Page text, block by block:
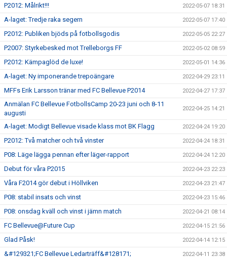
P2012: Målrikt!!! 2022-05-07 18:31
A-laget: Tredje raka segern 2022-05-07 17:40
P2012: Publiken bjöds på fotbollsgodis 2022-05-05 22:27
P2007: Styrkebesked mot Trelleborgs FF 2022-05-02 08:59
P2012: Kämpaglöd de luxe! 2022-05-01 14:36
A-laget: Ny imponerande trepoängare 2022-04-29 23:11
MFFs Erik Larsson tränar med FC Bellevue P2014 2022-04-27 17:37
Anmälan FC Bellevue FotbollsCamp 20-23 juni och 8-11
augusti
2022-04-25 14:21
A-laget: Modigt Bellevue visade klass mot BK Flagg 2022-04-24 19:20
P2012: Två matcher och två vinster 2022-04-24 18:31
P08: Läge lägga pennan efter läger-rapport 2022-04-24 12:20
Debut för våra P2015 2022-04-23 22:23
Våra F2014 gör debut i Höllviken 2022-04-23 21:47
P08: stabil insats och vinst 2022-04-23 15:46
P08: onsdag kväll och vinst i jämn match 2022-04-21 08:14
FC Bellevue@Future Cup 2022-04-15 21:56
Glad Påsk! 2022-04-14 12:15
&#129321;FC Bellevue Ledarträff&#128171; 2022-04-11 23:38